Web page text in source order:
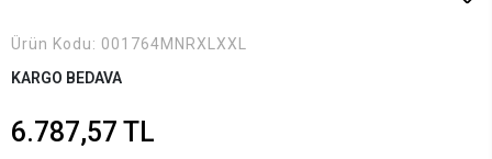
Ürün Kodu: 001764MNRXLXXL
KARGO BEDAVA
6.787,57 TL